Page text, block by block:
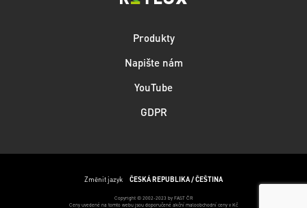
Produkty
Napište nám
YouTube
GDPR
Změnit jazyk ČESKÁ REPUBLIKA / ČEŠTINA
Copyright © 2002-2023 by FAST ČR
Ceny uvedené na tomto webu jsou doporučené akční maloobchodní ceny v Kč